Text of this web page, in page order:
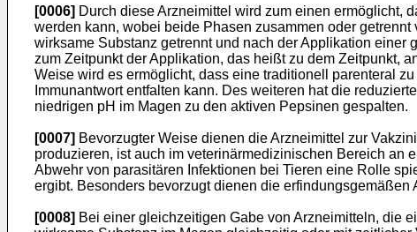
[0006] Durch diese Arzneimittel wird zum einen ermöglicht,
werden kann, wobei beide Phasen zusammen oder
wirksame Substanz getrennt und nach der Applikation
zum Zeitpunkt der Applikation, das heißt zu dem Zeitpunkt,
Weise wird es ermöglicht, dass eine traditionell parenteral
Immunantwort entfalten kann. Des weiteren hat die
niedrigen pH im Magen zu den aktiven Pepsinen gespalten.
[0007] Bevorzugter Weise dienen die Arzneimittel zur
produzieren, ist auch im veterinärmedizinischen Bereich an
Abwehr von parasitären Infektionen bei Tieren eine Rolle
ergibt. Besonders bevorzugt dienen die
[0008] Bei einer gleichzeitigen Gabe von Arzneimitteln, die